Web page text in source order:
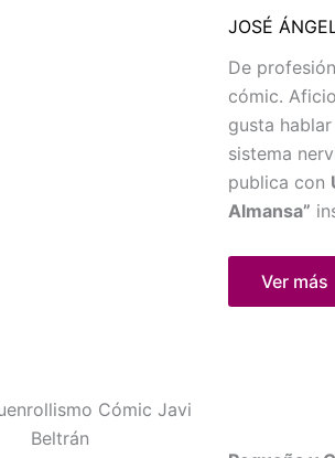
JOSÉ
De
cómic.
gusta
sistema
publica con
Almansa”
Ver más